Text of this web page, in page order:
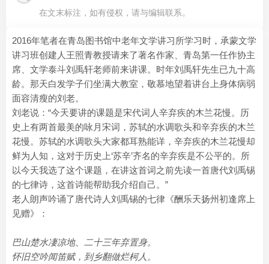
在文末标注，如有侵权，请与编辑联系。
2016年笔者在青岛图书馆中老年文学讲习所学习时，承蒙文学
讲习班创建人王照青教授请来了著名作家、青岛第一任作协主
席、文学泰斗刘禹轩老师前来讲课。时年刘禹轩先生已九十高
龄。那天白发学子们坐满大教室，敬慕地望着讲台上身体病弱
面容清瘦的刘老。
刘老说：“今天要讲的课题是宋代词人辛弃疾的木兰花慢。历
史上有两首最美的咏月宋词，苏轼的水调歌头和辛弃疾的木兰
花慢。苏轼的水调歌头大家都耳熟能详，辛弃疾的木兰花慢却
鲜为人知，这对于历史上‘苏辛’齐名的辛弃疾是不公平的。所
以今天我选了这个课题，在讲这首词之前先读一首唐代刘禹锡
的七律诗，这首诗能帮助我介绍自己。”
老人朗声吟诵了唐代诗人刘禹锡的七律《酬乐天扬州初逢席上
见赠》：
巴山楚水凄凉地、二十三年弃置身。
怀旧空吟闻笛赋，到乡翻做烂柯人。